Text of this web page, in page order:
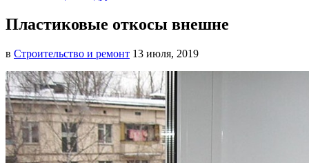
Пластиковые откосы внешне
в Строительство и ремонт 13 июля, 2019